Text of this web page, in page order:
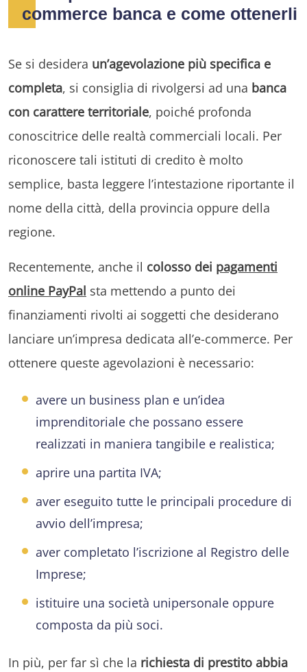
commerce banca e come ottenerli
Se si desidera un’agevolazione più specifica e
completa, si consiglia di rivolgersi ad una banca
con carattere territoriale, poiché profonda
conoscitrice delle realtà commerciali locali. Per
riconoscere tali istituti di credito è molto
semplice, basta leggere l’intestazione riportante il
nome della città, della provincia oppure della
regione.
Recentemente, anche il colosso dei pagamenti
online PayPal sta mettendo a punto dei
finanziamenti rivolti ai soggetti che desiderano
lanciare un’impresa dedicata all’e-commerce. Per
ottenere queste agevolazioni è necessario:
avere un business plan e un’idea
imprenditoriale che possano essere
realizzati in maniera tangibile e realistica;
aprire una partita IVA;
aver eseguito tutte le principali procedure di
avvio dell’impresa;
aver completato l’iscrizione al Registro delle
Imprese;
istituire una società unipersonale oppure
composta da più soci.
In più, per far sì che la richiesta di prestito abbia